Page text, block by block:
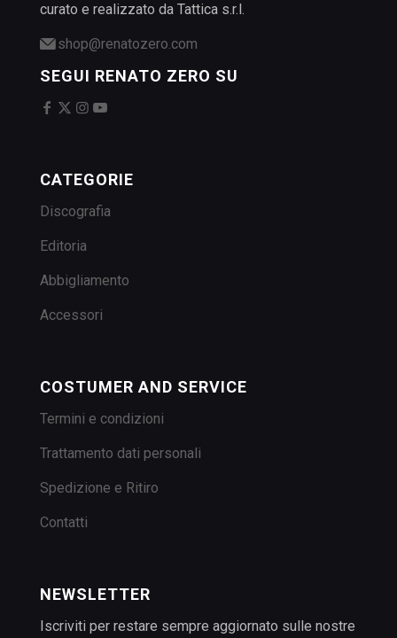
curato e realizzato da Tattica s.r.l.
shop@renatozero.com
SEGUI RENATO ZERO SU
CATEGORIE
Discografia
Editoria
Abbigliamento
Accessori
COSTUMER AND SERVICE
Termini e condizioni
Trattamento dati personali
Spedizione e Ritiro
Contatti
NEWSLETTER
Iscriviti per restare sempre aggiornato sulle nostre